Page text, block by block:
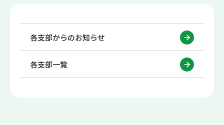
各支部からのお知らせ
各支部一覧